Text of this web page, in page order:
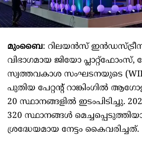
മുംബൈ: റിലയൻസ്
വിഭാഗമായ ജിയോ
സ്വത്തവകാശ സംഘടനയുടെ
പുതിയ പേറ്റന്‍റ് റാങ്കിംഗിൽ
20 സ്ഥാനങ്ങളിൽ ഇടംപിടിച്ചു.
320 സ്ഥാനങ്ങൾ
ശ്രദ്ധേയമായ നേട്ടം കൈവരിച്ചത്.